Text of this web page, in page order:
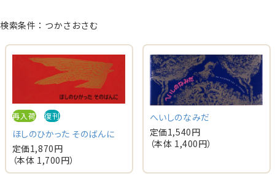
検索条件：つかさおさむ
再入荷 復刊
ほしのひかった そのばんに
定価1,870円
（本体 1,700円）
へいしのなみだ
定価1,540円
（本体 1,400円）